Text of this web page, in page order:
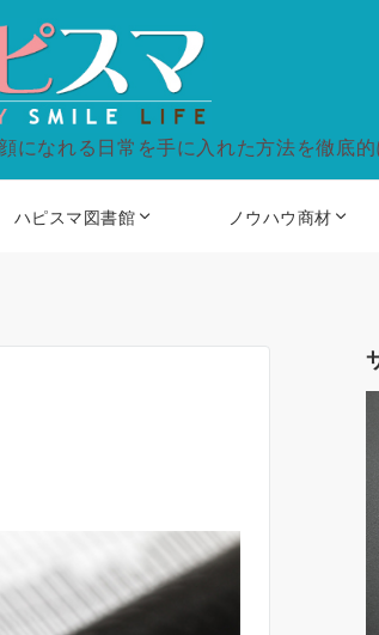
なれる日常を手に入れた方法を徹底的
ハピスマ図書館 ノウハウ商材